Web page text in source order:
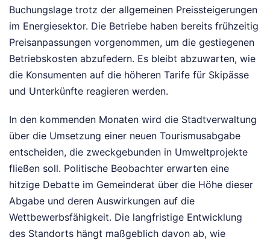
Buchungslage trotz der allgemeinen Preissteigerungen
im Energiesektor. Die Betriebe haben bereits frühzeitig
Preisanpassungen vorgenommen, um die gestiegenen
Betriebskosten abzufedern. Es bleibt abzuwarten, wie
die Konsumenten auf die höheren Tarife für Skipässe
und Unterkünfte reagieren werden.
In den kommenden Monaten wird die Stadtverwaltung
über die Umsetzung einer neuen Tourismusabgabe
entscheiden, die zweckgebunden in Umweltprojekte
fließen soll. Politische Beobachter erwarten eine
hitzige Debatte im Gemeinderat über die Höhe dieser
Abgabe und deren Auswirkungen auf die
Wettbewerbsfähigkeit. Die langfristige Entwicklung
des Standorts hängt maßgeblich davon ab, wie